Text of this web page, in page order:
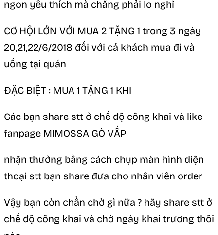
ngon yêu thích mà chẳng phải lo nghĩ
CƠ HỘI LỚN VỚI MUA 2 TẶNG 1 trong 3 ngày
20,21,22/6/2018 đối với cả khách mua đi và
uống tại quán
ĐẶC BIỆT : MUA 1 TẶNG 1 KHI
Các bạn share stt ở chế độ công khai và like
fanpage MIMOSSA GÒ VẤP
nhận thưởng bằng cách chụp màn hình điện
thoại stt bạn share đưa cho nhân viên order
Vậy bạn còn chần chờ gì nữa ? hãy share stt ở
chế độ công khai và chờ ngày khai trương thôi